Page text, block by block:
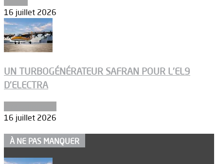
16 juillet 2026
UN TURBOGÉNÉRATEUR SAFRAN POUR L’EL9
D’ELECTRA
16 juillet 2026
À NE PAS MANQUER